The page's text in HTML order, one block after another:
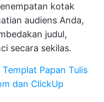
kotak
audiens Anda,
judul,
secara sekilas.
Templat Papan Tulis
dan ClickUp